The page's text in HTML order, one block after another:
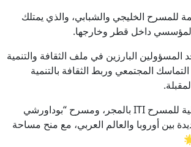
للمسرح الخليجي والشبابي، والذي يمتلك
المؤسسي داخل قطر وخارجها.
البارزين في ملف الثقافة والتنمية
المجتمعي وربط الثقافة بالتنمية
ويأتي إطلاق مهرجان SITFY Hungary بالتعاون مع الهيئة الدولية للمسرح ITI بالمجر، ومسرح “بوداورشي
بين أوروبا والعالم العربي، مع منح مساحة